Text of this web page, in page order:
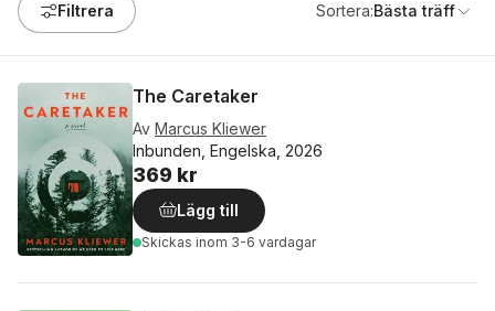
Filtrera Sortera:Bästa träff
The Caretaker
Av Marcus Kliewer
Inbunden, Engelska, 2026
369 kr
Lägg till
Skickas inom 3-6 vardagar